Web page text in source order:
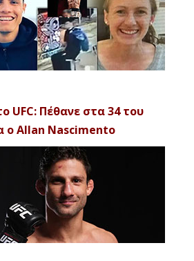
UFC: Πέθανε στα 34 του
ο Allan Nascimento